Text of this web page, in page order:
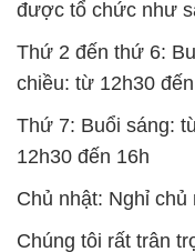
được tổ chức như
Thứ 2 đến thứ 6:
chiều: từ 12h30
Thứ 7: Buổi sáng:
12h30 đến 16h
Chủ nhật: Nghỉ chủ
Chúng tôi rất trân